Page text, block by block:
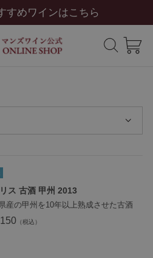
すめワインはこちら
ス 古酒 甲州 2013
産の甲州を10年以上熟成させた古酒